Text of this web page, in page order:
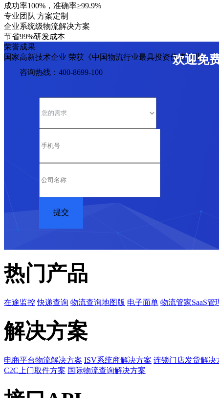
成功率100%，准确率≥99.9%
专业团队 方案定制
企业系统级物流解决方案
节省99%研发成本
荣誉成果
国家高新技术企业 荣获《中国物流行业最具投资价值企业》
欢迎免
咨询热线：400-8699-100
热门产品
在途监控 快递查询 物流查询地图版 电子面单 物流管家SaaS管
解决方案
电商平台物流解决方案 ISV系统商解决方案 连锁门店发货解决
C2C上门取件方案 国际物流查询解决方案